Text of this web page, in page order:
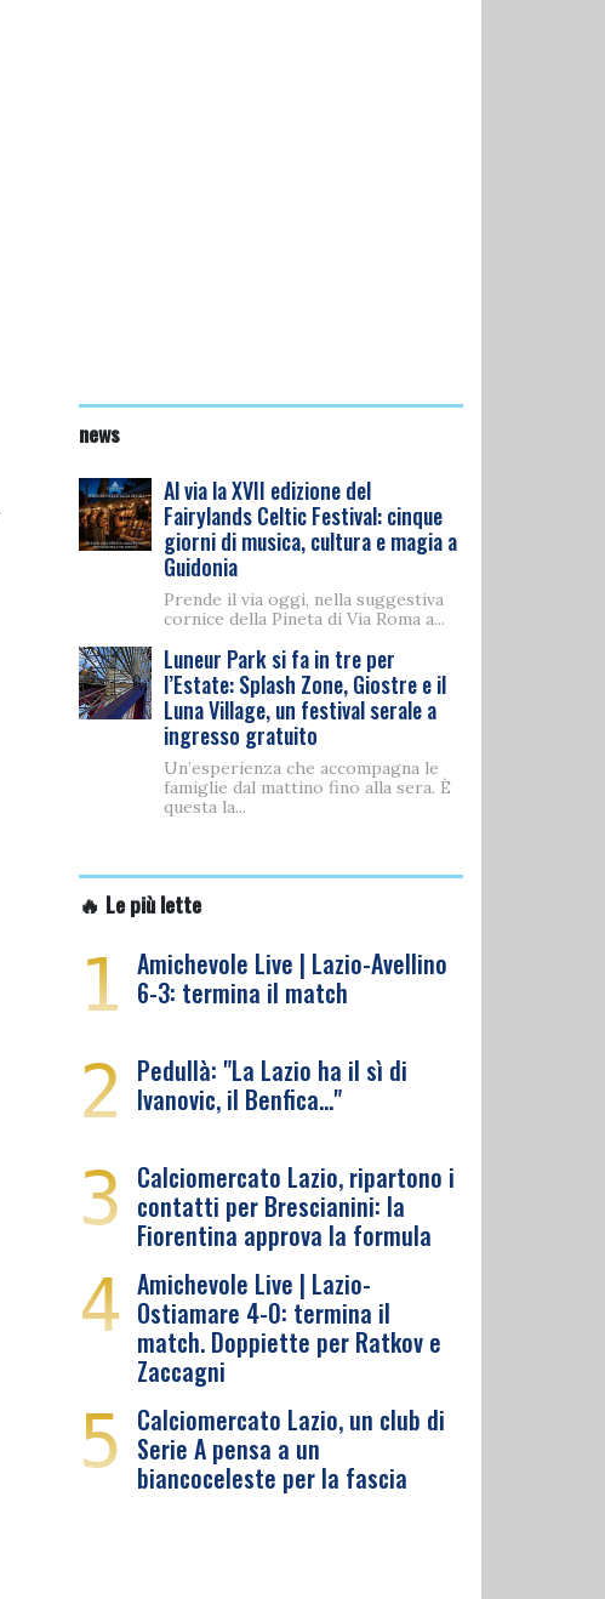
news
Al via la XVII edizione del
Fairylands Celtic Festival: cinque
giorni di musica, cultura e magia a
Guidonia
Prende il via oggi, nella suggestiva
cornice della Pineta di Via Roma a...
Luneur Park si fa in tre per
l’Estate: Splash Zone, Giostre e il
Luna Village, un festival serale a
ingresso gratuito
Un’esperienza che accompagna le
famiglie dal mattino fino alla sera. È
questa la...
🔥 Le più lette
1 Amichevole Live | Lazio-Avellino
6-3: termina il match
2 Pedullà: "La Lazio ha il sì di
Ivanovic, il Benfica…"
3 Calciomercato Lazio, ripartono i
contatti per Brescianini: la
Fiorentina approva la formula
4 Amichevole Live | Lazio-
Ostiamare 4-0: termina il
match. Doppiette per Ratkov e
Zaccagni
5 Calciomercato Lazio, un club di
Serie A pensa a un
biancoceleste per la fascia